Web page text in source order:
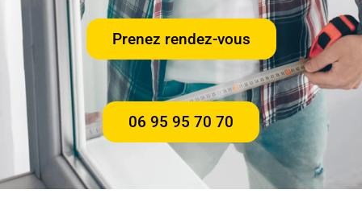
Prenez rendez-vous
06 95 95 70 70